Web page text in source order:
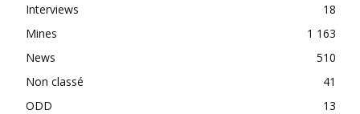
Interviews
18
Mines
1 163
News
510
Non classé
41
ODD
13